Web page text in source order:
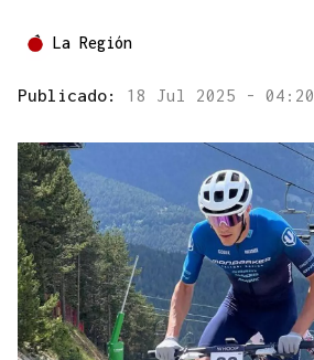
La Región
Publicado: 18 Jul 2025 - 04:20